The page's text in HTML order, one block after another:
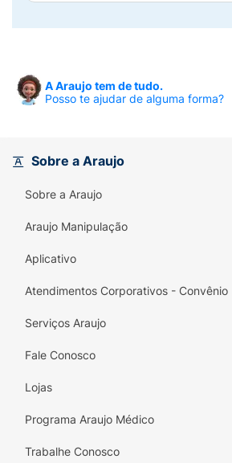
A Araujo tem de tudo.
Posso te ajudar de alguma forma?
Sobre a Araujo
Sobre a Araujo
Araujo Manipulação
Aplicativo
Atendimentos Corporativos - Convênio
Serviços Araujo
Fale Conosco
Lojas
Programa Araujo Médico
Trabalhe Conosco